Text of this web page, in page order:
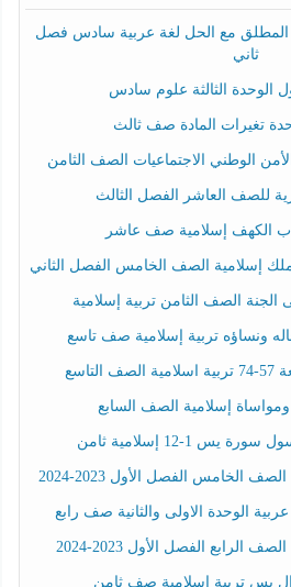
مع الحل لغة عربية سادس فصل
ثاني
الوحدة الثالثة علوم سادس
تغيرات المادة صف ثالث
الوطني الاجتماعيات الصف الثامن
للصف العاشر الفصل الثالث
الكهف إسلامية صف عاشر
إسلامية الصف الخامس الفصل الثاني
الصف الثامن تربية إسلامية
ونساؤه تربية إسلامية صف تاسع
إسلامية الصف السابع
1-12 إسلامية ثامن
الخامس الفصل الأول 2023-2024
الوحدة الاولى والثانية صف رابع
الفصل الأول 2023-2024
يس تربية إسلامية صف ثامن